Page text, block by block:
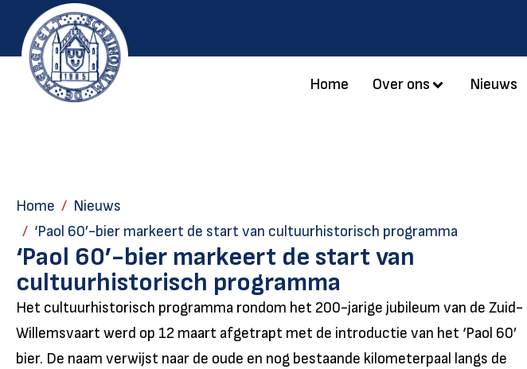
Home Over ons Nieuws
Home
Nieuws
‘Paol 60’-bier markeert de start van cultuurhistorisch programma
‘Paol 60’-bier markeert de start van
cultuurhistorisch programma
Het cultuurhistorisch programma rondom het 200-jarige jubileum van de Zuid-
Willemsvaart werd op 12 maart afgetrapt met de introductie van het ‘Paol 60’
bier. De naam verwijst naar de oude en nog bestaande kilometerpaal langs de